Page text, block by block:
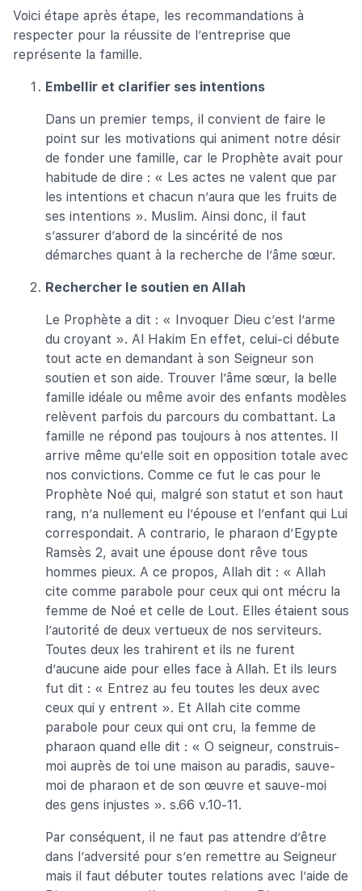
Voici étape après étape, les recommandations à
respecter pour la réussite de l’entreprise que
représente la famille.
Embellir et clarifier ses intentions
Dans un premier temps, il convient de faire le
point sur les motivations qui animent notre désir
de fonder une famille, car le Prophète avait pour
habitude de dire : « Les actes ne valent que par
les intentions et chacun n’aura que les fruits de
ses intentions ». Muslim. Ainsi donc, il faut
s’assurer d’abord de la sincérité de nos
démarches quant à la recherche de l’âme sœur.
Rechercher le soutien en Allah
Le Prophète a dit : « Invoquer Dieu c’est l’arme
du croyant ». Al Hakim En effet, celui-ci débute
tout acte en demandant à son Seigneur son
soutien et son aide. Trouver l’âme sœur, la belle
famille idéale ou même avoir des enfants modèles
relèvent parfois du parcours du combattant. La
famille ne répond pas toujours à nos attentes. Il
arrive même qu’elle soit en opposition totale avec
nos convictions. Comme ce fut le cas pour le
Prophète Noé qui, malgré son statut et son haut
rang, n’a nullement eu l’épouse et l’enfant qui Lui
correspondait. A contrario, le pharaon d’Egypte
Ramsès 2, avait une épouse dont rêve tous
hommes pieux. A ce propos, Allah dit : « Allah
cite comme parabole pour ceux qui ont mécru la
femme de Noé et celle de Lout. Elles étaient sous
l’autorité de deux vertueux de nos serviteurs.
Toutes deux les trahirent et ils ne furent
d’aucune aide pour elles face à Allah. Et ils leurs
fut dit : « Entrez au feu toutes les deux avec
ceux qui y entrent ». Et Allah cite comme
parabole pour ceux qui ont cru, la femme de
pharaon quand elle dit : « O seigneur, construis-
moi auprès de toi une maison au paradis, sauve-
moi de pharaon et de son œuvre et sauve-moi
des gens injustes ». s.66 v.10-11.
Par conséquent, il ne faut pas attendre d’être
dans l’adversité pour s’en remettre au Seigneur
mais il faut débuter toutes relations avec l’aide de